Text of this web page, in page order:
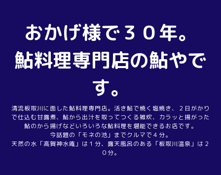
おかげ様で３０年。
鮎料理専門店の鮎やで
す。
清流板取川に面した鮎料理専門店。活き鮎で焼く塩焼き、２日がかり
で仕込む甘露煮、鮎から出汁を取ってつくる雑炊、カラッと揚がった
鮎のから揚げなどいろいろな鮎料理を堪能できるお店です。
今話題の「モネの池」までクルマで４分。
天然の水「高賀神水庵」は１分、露天風呂のある「板取川温泉」は２
０分。